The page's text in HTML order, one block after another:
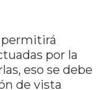
por la
eso se debe
de vista